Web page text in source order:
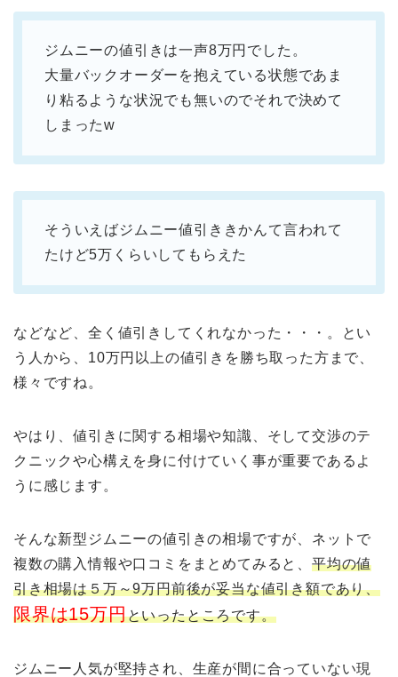
ジムニーの値引きは一声8万円でした。
大量バックオーダーを抱えている状態であま
り粘るような状況でも無いのでそれで決めて
しまったw
そういえばジムニー値引ききかんて言われて
たけど5万くらいしてもらえた
などなど、全く値引きしてくれなかった・・・。とい
う人から、10万円以上の値引きを勝ち取った方まで、
様々ですね。
やはり、値引きに関する相場や知識、そして交渉のテ
クニックや心構えを身に付けていく事が重要であるよ
うに感じます。
そんな新型ジムニーの値引きの相場ですが、ネットで
複数の購入情報や口コミをまとめてみると、 平均の値
引き相場は５万～9万円前後が妥当な値引き額であり、
限界は15万円といったところです。
ジムニー人気が堅持され、生産が間に合っていない現